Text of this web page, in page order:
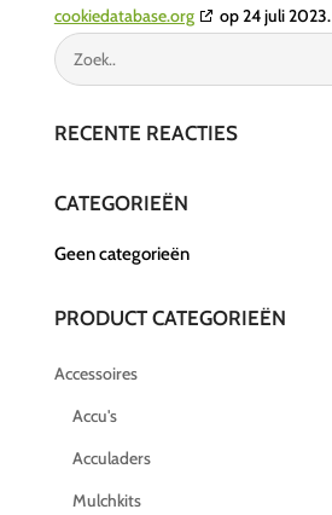
cookiedatabase.org op 24 juli 2023.
RECENTE REACTIES
CATEGORIEËN
Geen categorieën
PRODUCT CATEGORIEËN
Accessoires
Accu's
Acculaders
Mulchkits